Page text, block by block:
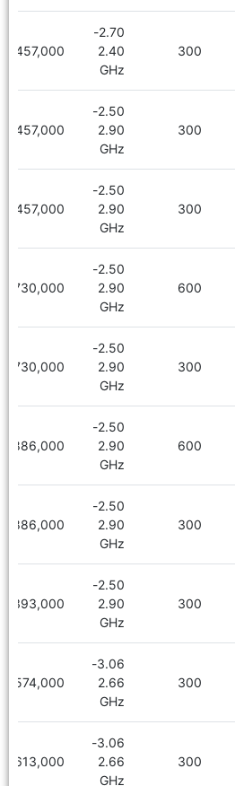
300
2.70-
2.40
GHz
2,457,000
300
2.50-
2.90
GHz
2,457,000
300
2.50-
2.90
GHz
2,457,000
600
2.50-
2.90
GHz
2,730,000
300
2.50-
2.90
GHz
2,730,000
600
2.50-
2.90
GHz
2,886,000
300
2.50-
2.90
GHz
2,886,000
300
2.50-
2.90
GHz
3,393,000
300
3.06-
2.66
GHz
2,574,000
300
3.06-
2.66
GHz
2,613,000